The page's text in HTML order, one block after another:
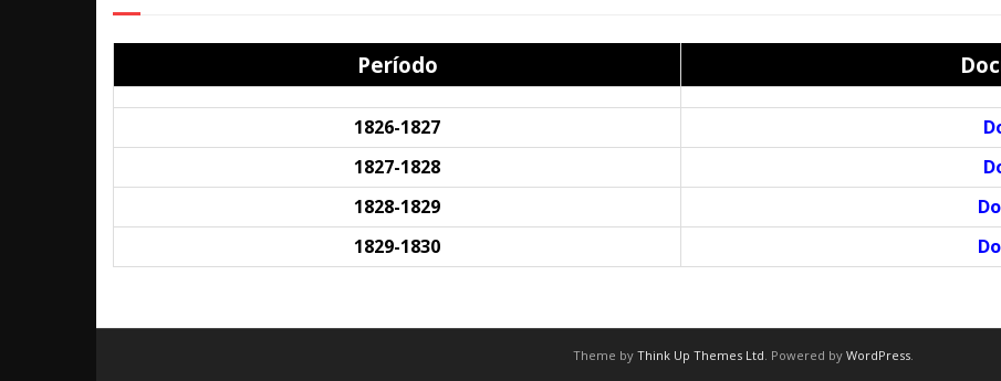
Período
1826-1827
1827-1828
1828-1829
1829-1830
Theme by Think Up Themes Ltd. Powered by WordPress.